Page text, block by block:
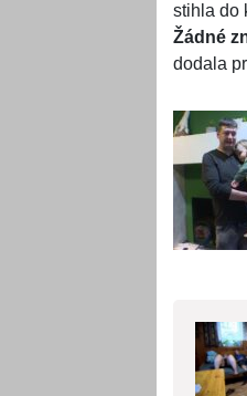
stihla do
Žádné
dodala